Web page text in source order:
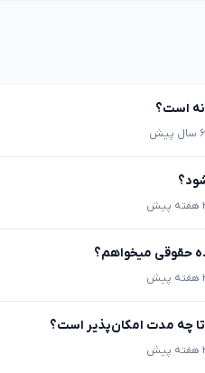
است؟
۶ سال پیش
پیش
حقوقی میخواهم؟
پیش
تا چه مدت امکان‌پذیر است؟
پیش